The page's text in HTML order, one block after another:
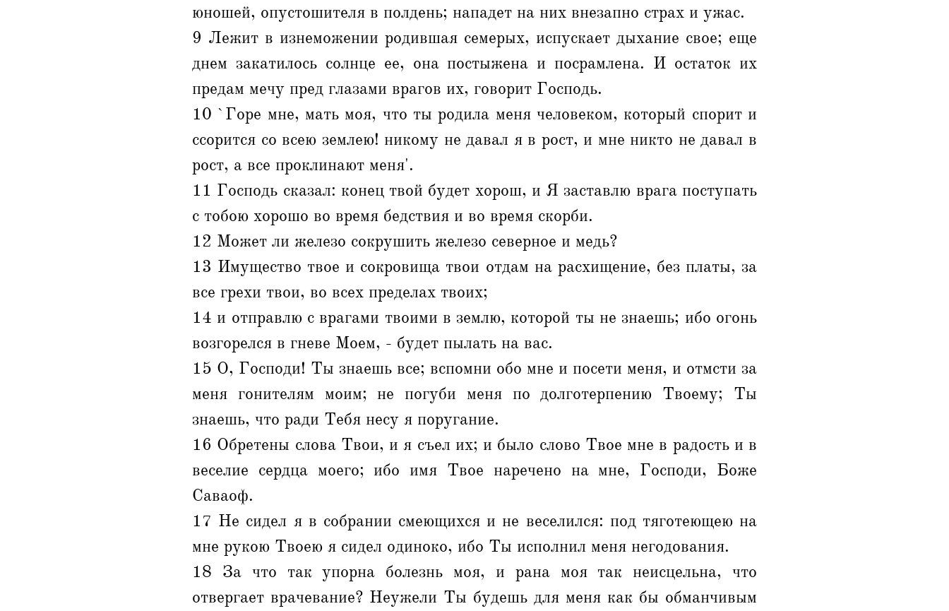
юношей, опустошителя в полдень; нападет на них внезапно страх и ужас.
9 Лежит в изнеможении родившая семерых, испускает дыхание свое; еще
днем закатилось солнце ее, она постыжена и посрамлена. И остаток их
предам мечу пред глазами врагов их, говорит Господь.
10 `Горе мне, мать моя, что ты родила меня человеком, который спорит и
ссорится со всею землею! никому не давал я в рост, и мне никто не давал в
рост, а все проклинают меня'.
11 Господь сказал: конец твой будет хорош, и Я заставлю врага поступать
с тобою хорошо во время бедствия и во время скорби.
12 Может ли железо сокрушить железо северное и медь?
13 Имущество твое и сокровища твои отдам на расхищение, без платы, за
все грехи твои, во всех пределах твоих;
14 и отправлю с врагами твоими в землю, которой ты не знаешь; ибо огонь
возгорелся в гневе Моем, - будет пылать на вас.
15 О, Господи! Ты знаешь все; вспомни обо мне и посети меня, и отмсти за
меня гонителям моим; не погуби меня по долготерпению Твоему; Ты
знаешь, что ради Тебя несу я поругание.
16 Обретены слова Твои, и я съел их; и было слово Твое мне в радость и в
веселие сердца моего; ибо имя Твое наречено на мне, Господи, Боже
Саваоф.
17 Не сидел я в собрании смеющихся и не веселился: под тяготеющею на
мне рукою Твоею я сидел одиноко, ибо Ты исполнил меня негодования.
18 За что так упорна болезнь моя, и рана моя так неисцельна, что
отвергает врачевание? Неужели Ты будешь для меня как бы обманчивым